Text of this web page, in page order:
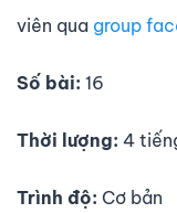
viên qua group
Số bài: 16
Thời lượng: 4
Trình độ: Cơ bản